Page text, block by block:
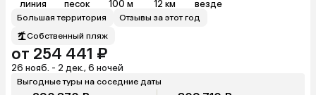
линия песок 100 м 12 км везде
Большая территория
Отзывы за этот год
Собственный пляж
от 254 441 ₽
26 нояб. - 2 дек., 6 ночей
Выгодные туры на соседние даты